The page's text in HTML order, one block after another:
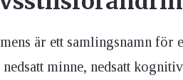
Öron är ett samlingsnamn för
minne, nedsatt